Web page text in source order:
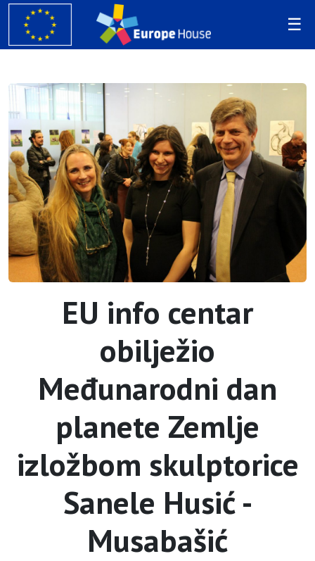
EU info centar
obilježio
Međunarodni dan
planete Zemlje
izložbom skulptorice
Sanele Husić -
Musabašić